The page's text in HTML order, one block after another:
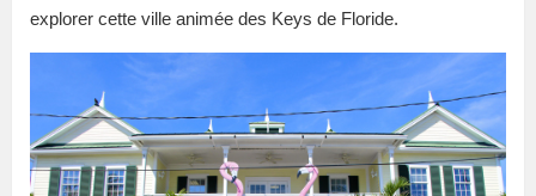
explorer cette ville animée des Keys de Floride.